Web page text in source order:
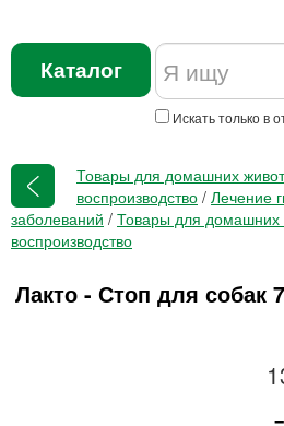
Каталог
Искать только в
Товары для домашних
воспроизводство / Лечение
заболеваний / Товары для домашних
воспроизводство
Лакто - Стоп для собак